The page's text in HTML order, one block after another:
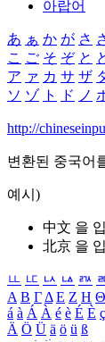
아랍어
あ ぁ か が さ
こ ご そ ぞ と
ア ァ カ サ ザ
ソ ゾ ト ド ノ
http://
변환된 중국어
예시)
中文 을
北京 을
ㅥ ㅦ ㅧ ㅨ ㅩ
Α Β ΓΔ Ε Ζ Η Θ
á à Á À é è É È ç
Ä Ö Ü ä ö ü ß